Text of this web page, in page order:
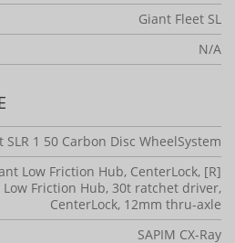
Giant Fleet SL
N/A
SLR 1 50 Carbon Disc WheelSystem
Low Friction Hub, CenterLock, [R]
Low Friction Hub, 30t ratchet driver,
CenterLock, 12mm thru-axle
SAPIM CX-Ray